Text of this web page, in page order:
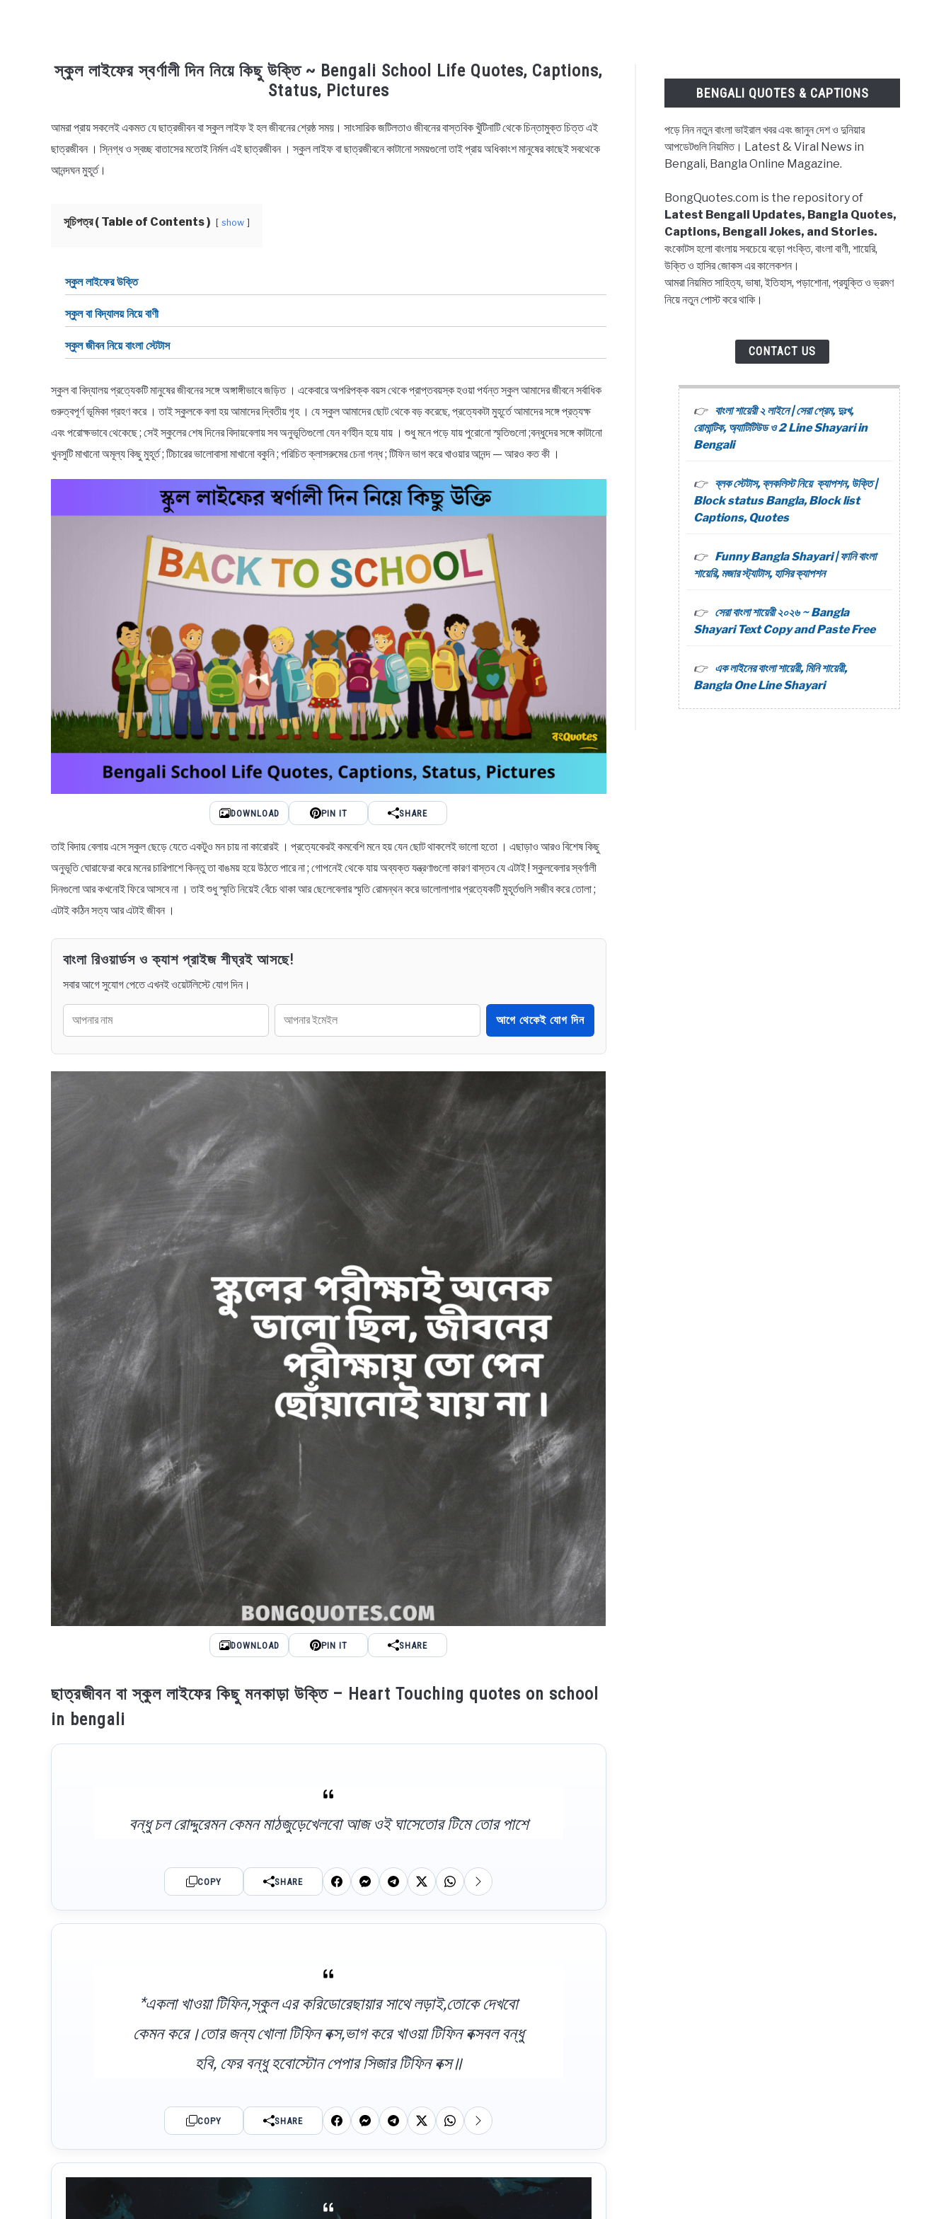
স্কুল লাইফের স্বর্ণালী দিন নিয়ে কিছু উক্তি ~ Bengali School Life Quotes, Captions,
Status, Pictures
in
Bengali
Bengali
Status
আমরা প্রায় সকলেই একমত যে ছাত্রজীবন বা স্কুল লাইফ ই হল জীবনের শ্রেষ্ঠ সময়। সাংসারিক জটিলতাও জীবনের বাস্তবিক খুঁটিনাটি থেকে চিন্তামুক্ত চিত্ত এই
ছাত্রজীবন । স্নিগ্ধ ও স্বচ্ছ বাতাসের মতোই নির্মল এই ছাত্রজীবন । স্কুল লাইফ বা ছাত্রজীবনে কাটানো সময়গুলো তাই প্রায় অধিকাংশ মানুষের কাছেই সবথেকে
আনন্দঘন মুহূর্ত।
সূচিপত্র ( Table of Contents ) show
স্কুল লাইফের উক্তি
স্কুল বা বিদ্যালয় নিয়ে বাণী
স্কুল জীবন নিয়ে বাংলা স্টেটাস
স্কুল বা বিদ্যালয় প্রত্যেকটি মানুষের জীবনের সঙ্গে অঙ্গাঙ্গীভাবে জড়িত । একেবারে অপরিপক্ক বয়স থেকে প্রাপ্তবয়স্ক হওয়া পর্যন্ত স্কুল আমাদের জীবনে সর্বাধিক
গুরুত্বপূর্ণ ভূমিকা গ্রহণ করে । তাই স্কুলকে বলা হয় আমাদের দ্বিতীয় গৃহ । যে স্কুল আমাদের ছোট থেকে বড় করেছে, প্রত্যেকটা মুহূর্তে আমাদের সঙ্গে প্রত্যক্ষ
এবং পরোক্ষভাবে থেকেছে ; সেই স্কুলের শেষ দিনের বিদায়বেলায় সব অনুভূতিগুলো যেন বর্ণহীন হয়ে যায় । শুধু মনে পড়ে যায় পুরোনো স্মৃতিগুলো ;বন্ধুদের সঙ্গে কাটানো
খুনসুটি মাখানো অমূল্য কিছু মুহূর্ত ; টিচারের ভালোবাসা মাখানো বকুনি ; পরিচিত ক্লাসরুমের চেনা গন্ধ ; টিফিন ভাগ করে খাওয়ার আনন্দ — আরও কত কী ।
DOWNLOAD PIN IT SHARE
তাই বিদায় বেলায় এসে স্কুল ছেড়ে যেতে একটুও মন চায় না কারোরই । প্রত্যেকেরই কমবেশি মনে হয় যেন ছোট থাকলেই ভালো হতো । এছাড়াও আরও বিশেষ কিছু
অনুভূতি ঘোরাফেরা করে মনের চারিপাশে কিন্তু তা বাঙময় হয়ে উঠতে পারে না ; গোপনেই থেকে যায় অব্যক্ত যন্ত্রণাগুলো কারণ বাস্তব যে এটাই ! স্কুলবেলার স্বর্ণালী
দিনগুলো আর কখনোই ফিরে আসবে না । তাই শুধু স্মৃতি নিয়েই বেঁচে থাকা আর ছেলেবেলার স্মৃতি রোমন্থন করে ভালোলাগার প্রত্যেকটি মুহূর্তগুলি সজীব করে তোলা ;
এটাই কঠিন সত্য আর এটাই জীবন ।
বাংলা রিওয়ার্ডস ও ক্যাশ প্রাইজ শীঘ্রই আসছে!
সবার আগে সুযোগ পেতে এখনই ওয়েটলিস্টে যোগ দিন।
আগে থেকেই যোগ দিন
DOWNLOAD PIN IT SHARE
ছাত্রজীবন বা স্কুল লাইফের কিছু মনকাড়া উক্তি – Heart Touching quotes on school
in bengali
বন্ধু চল রোদ্দুরেমন কেমন মাঠজুড়েখেলবো আজ ওই ঘাসেতোর টিমে তোর পাশে
COPY SHARE
*একলা খাওয়া টিফিন,স্কুল এর করিডোরেছায়ার সাথে লড়াই,তোকে দেখবো
কেমন করে।তোর জন্য খোলা টিফিন বক্স,ভাগ করে খাওয়া টিফিন বক্সবল বন্ধু
হবি, ফের বন্ধু হবোস্টোন পেপার সিজার টিফিন বক্স॥
COPY SHARE
BENGALI QUOTES & CAPTIONS
পড়ে নিন নতুন বাংলা ভাইরাল খবর এবং জানুন দেশ ও দুনিয়ার
আপডেটগুলি নিয়মিত। Latest & Viral News in
Bengali, Bangla Online Magazine.
BongQuotes.com is the repository of
Latest Bengali Updates, Bangla Quotes,
Captions, Bengali Jokes, and Stories.
বংকোটস হলো বাংলায় সবচেয়ে বড়ো পংক্তি, বাংলা বাণী, শায়েরি,
উক্তি ও হাসির জোকস এর কালেকশন।
আমরা নিয়মিত সাহিত্য, ভাষা, ইতিহাস, পড়াশোনা, প্রযুক্তি ও ভ্রমণ
নিয়ে নতুন পোস্ট করে থাকি।
CONTACT US
বাংলা শায়েরী ২ লাইনে | সেরা প্রেম, দুঃখ,
রোমান্টিক, অ্যাটিটিউড ও 2 Line Shayari in
Bengali
ব্লক স্টেটাস, ব্লকলিস্ট নিয়ে ক্যাপশন, উক্তি |
Block status Bangla, Block list
Captions, Quotes
Funny Bangla Shayari | ফানি বাংলা
শায়েরি, মজার স্ট্যাটাস, হাসির ক্যাপশন
সেরা বাংলা শায়েরী ২০২৬ ~ Bangla
Shayari Text Copy and Paste Free
এক লাইনের বাংলা শায়েরী, মিনি শায়েরী,
Bangla One Line Shayari